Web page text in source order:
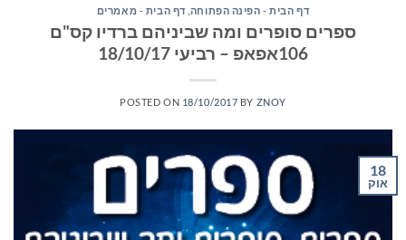
דף הבית - הפינה הפתוחה דף הבית - מאמרים
ספרים סופרים ומה שביניהם ברדיו קס"ם
106אפאפ – רביעי 18/10/17
POSTED ON 18/10/2017 BY ZNOY
18
אוק